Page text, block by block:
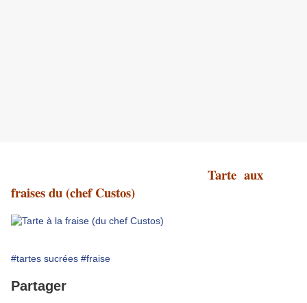
Tarte aux
fraises du (chef Custos)
#tartes sucrées #fraise
Partager